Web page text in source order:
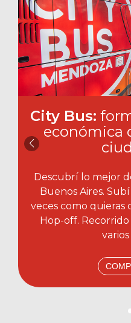
City Bus:
económica
Descubrí lo mejor
Buenos Aires.
veces como quieras
Hop-off.
varios